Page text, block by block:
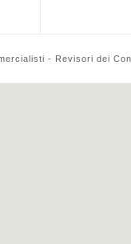
- Revisori dei